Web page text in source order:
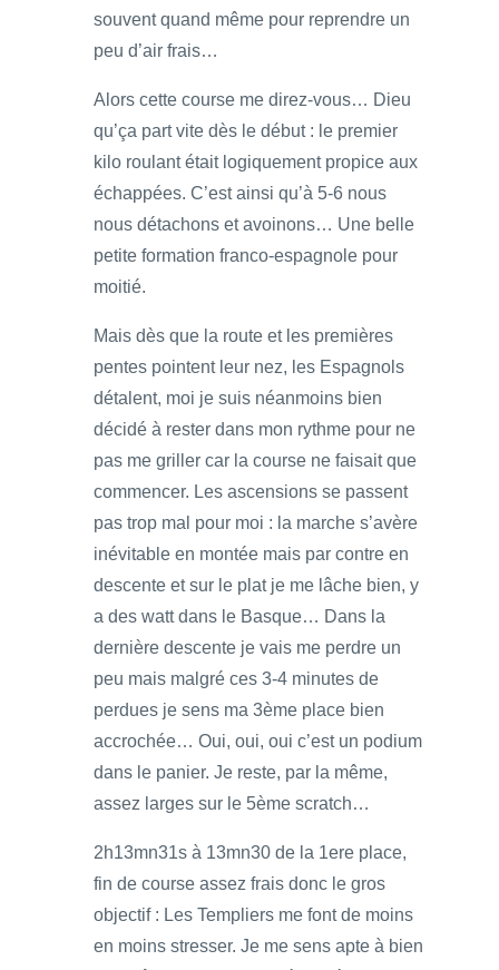
souvent quand même pour reprendre un
peu d’air frais…
Alors cette course me direz-vous… Dieu
qu’ça part vite dès le début : le premier
kilo roulant était logiquement propice aux
échappées. C’est ainsi qu’à 5-6 nous
nous détachons et avoinons… Une belle
petite formation franco-espagnole pour
moitié.
Mais dès que la route et les premières
pentes pointent leur nez, les Espagnols
détalent, moi je suis néanmoins bien
décidé à rester dans mon rythme pour ne
pas me griller car la course ne faisait que
commencer. Les ascensions se passent
pas trop mal pour moi : la marche s’avère
inévitable en montée mais par contre en
descente et sur le plat je me lâche bien, y
a des watt dans le Basque… Dans la
dernière descente je vais me perdre un
peu mais malgré ces 3-4 minutes de
perdues je sens ma 3ème place bien
accrochée… Oui, oui, oui c’est un podium
dans le panier. Je reste, par la même,
assez larges sur le 5ème scratch…
2h13mn31s à 13mn30 de la 1ere place,
fin de course assez frais donc le gros
objectif : Les Templiers me font de moins
en moins stresser. Je me sens apte à bien